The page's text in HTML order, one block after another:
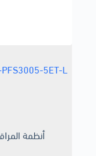
أنظمة